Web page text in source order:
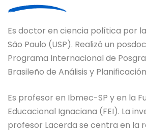
Es doctor en ciencia política por
São Paulo (USP). Realizó un
Programa Internacional de
Brasileño de Análisis y
Es profesor en Ibmec-SP y en la
Educacional Ignaciana (FEI). La
profesor Lacerda se centra en la